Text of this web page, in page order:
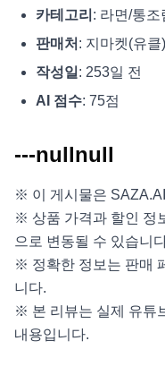
카테고리 : 라면/통조
판매처 : 지마켓(유클)
작성일: 253일 전
AI 점수: 75점
---nullnull
※ 이 게시물은
※ 상품 가격과 할인 정
으로 변동될 수 있습니
※ 정확한 정보는 판매
니다.
※ 본 리뷰는 실제 유튜
내용입니다.